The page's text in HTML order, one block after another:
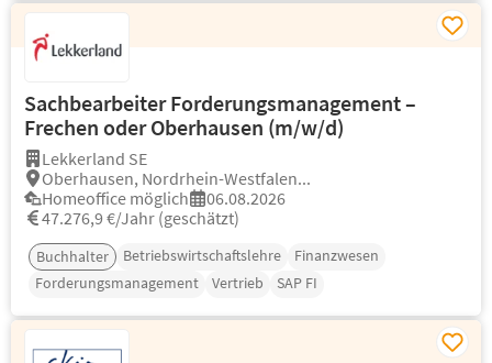
Sachbearbeiter Forderungsmanagement –
Frechen oder Oberhausen (m/w/d)
Lekkerland SE
Oberhausen, Nordrhein-Westfalen...
Homeoffice möglich
06.08.2026
47.276,9 €/Jahr (geschätzt)
Buchhalter Betriebswirtschaftslehre
Finanzwesen
Forderungsmanagement
Vertrieb SAP FI